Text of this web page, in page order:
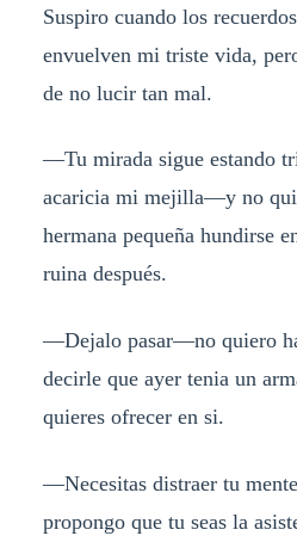
Suspiro cuando los
envuelven mi triste vida,
de no lucir tan mal.
—Tu mirada sigue estando
acaricia mi mejilla—y no
hermana pequeña hundirse
ruina después.
—Dejalo pasar—no quiero
decirle que ayer tenia un
quieres ofrecer en si.
—Necesitas distraer tu
propongo que tu seas la